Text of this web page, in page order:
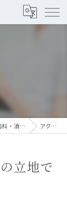
東京都世田谷区の内視鏡なら下北沢メディカル 内科・消化器内視鏡クリニック アクセス
立地で